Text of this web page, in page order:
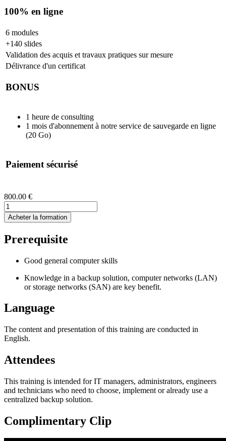
100% en ligne
6 modules
+140 slides
Validation des acquis et travaux pratiques sur mesure
Délivrance d'un certificat
BONUS
1 heure de consulting
1 mois d'abonnement à notre service de sauvegarde en ligne
(20 Go)
Paiement sécurisé
800.00 €
Prerequisite
Good general computer skills
Knowledge in a backup solution, computer networks (LAN)
or storage networks (SAN) are key benefit.
Language
The content and presentation of this training are conducted in
English.
Attendees
This training is intended for IT managers, administrators, engineers
and technicians who need to choose, implement or already use a
centralized backup solution.
Complimentary Clip